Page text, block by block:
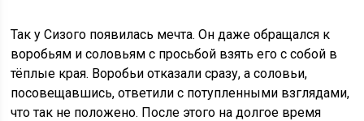
Так у Сизого появилась мечта. Он даже обращался к
воробьям и соловьям с просьбой взять его с собой в
тёплые края. Воробьи отказали сразу, а соловьи,
посовещавшись, ответили с потупленными взглядами,
что так не положено. После этого на долгое время